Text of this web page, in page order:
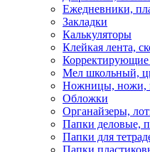
Ежедневники,
Закладки
Калькуляторы
Клейкая лента,
Корректирующие
Мел школьный,
Ножницы, ножи,
Обложки
Органайзеры,
Папки деловые,
Папки для
Папки